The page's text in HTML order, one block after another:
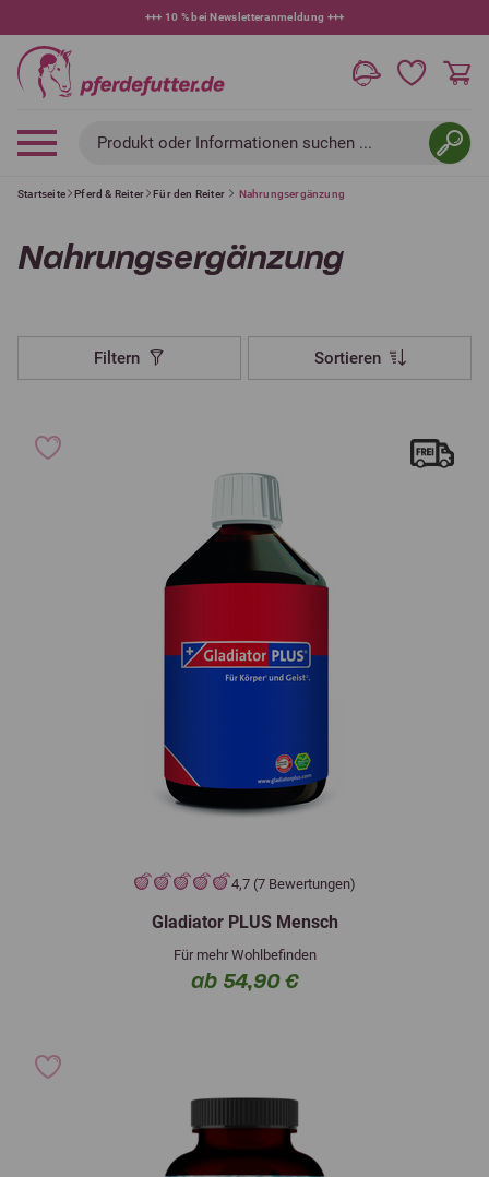
+++ 10 % bei Newsletteranmeldung +++
Produkt oder Informationen suchen ...
Startseite Pferd & Reiter Für den Reiter Nahrungsergänzung
Nahrungsergänzung
Filtern Sortieren
4,7 (7 Bewertungen)
Gladiator PLUS Mensch
Für mehr Wohlbefinden
ab 54,90 €